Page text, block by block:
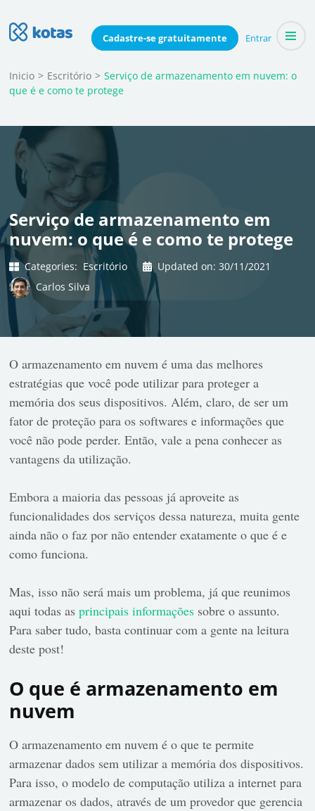
Cadastre-segratuitamente Entrar
to
(Press
Enter)
Blog do Kotas
Dicas e conteúdo relevante para economizar coletivamente
Inicio > Escritório > Serviço de armazenamento em nuvem: o
que é e como te protege
Serviço de armazenamento em
nuvem: o que é e como te protege
Categories: Escritório Updated on: 30/11/2021
Carlos Silva
O armazenamento em nuvem é uma das melhores
estratégias que você pode utilizar para proteger a
memória dos seus dispositivos. Além, claro, de ser um
fator de proteção para os softwares e informações que
você não pode perder. Então, vale a pena conhecer as
vantagens da utilização.
Embora a maioria das pessoas já aproveite as
funcionalidades dos serviços dessa natureza, muita gente
ainda não o faz por não entender exatamente o que é e
como funciona.
Mas, isso não será mais um problema, já que reunimos
aqui todas asprincipais informações sobre o assunto.
Para saber tudo, basta continuar com a gente na leitura
deste post!
O que é armazenamento em
nuvem
O armazenamento em nuvem é o que te permite
armazenar dados sem utilizar a memória dos dispositivos.
Para isso, o modelo de computação utiliza a internet para
armazenar os dados, através de um provedor que gerencia